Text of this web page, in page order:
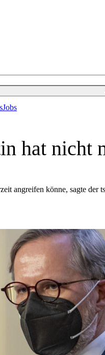
Jobs
hat nicht
angreifen könne, sagte